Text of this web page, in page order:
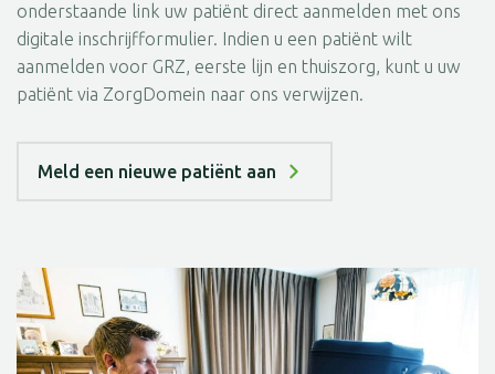
onderstaande link uw patiënt direct aanmelden met ons
digitale inschrijfformulier. Indien u een patiënt wilt
aanmelden voor GRZ, eerste lijn en thuiszorg, kunt u uw
patiënt via ZorgDomein naar ons verwijzen.
Meld een nieuwe patiënt aan